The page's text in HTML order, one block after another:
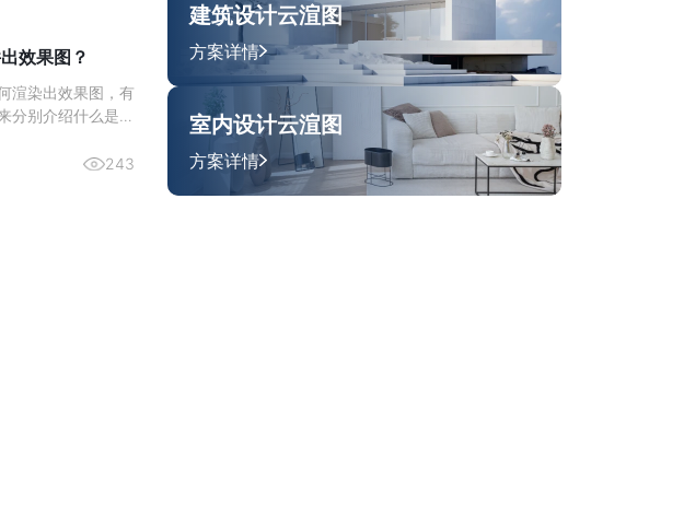
效果图？
渲染出效果图，有
别介绍什么是室
243
建筑设计云渲图
方案详情
室内设计云渲图
方案详情